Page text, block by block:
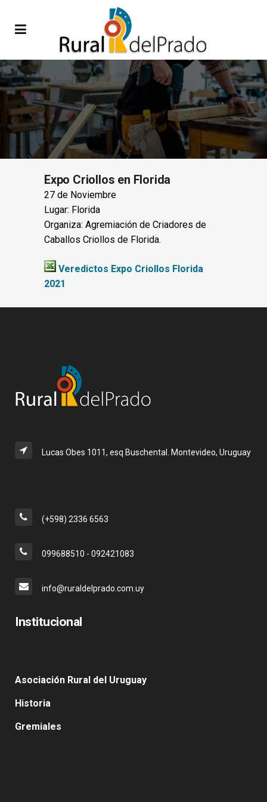
Expo Criollos en Florida
27 de Noviembre
Lugar: Florida
Organiza: Agremiación de Criadores de
Caballos Criollos de Florida.
Veredictos Expo Criollos Florida
2021
Lucas Obes 1011, esq Buschental. Montevideo, Uruguay
(+598) 2336 6563
099688510 - 092421083
info@ruraldelprado.com.uy
Institucional
Asociación Rural del Uruguay
Historia
Gremiales